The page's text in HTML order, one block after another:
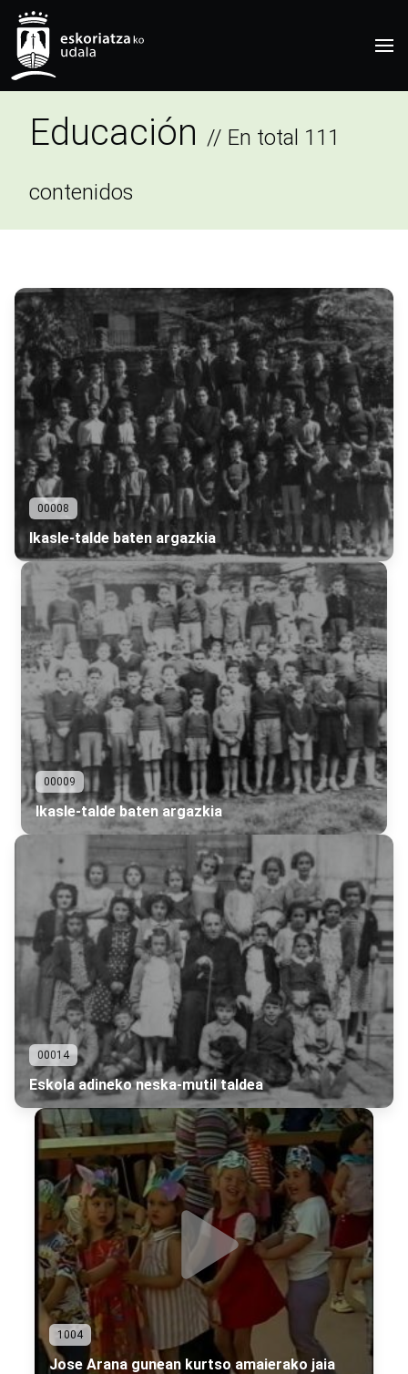
Educación // En total 111
contenidos
00008
Ikasle-talde baten argazkia
00009
Ikasle-talde baten argazkia
00014
Eskola adineko neska-mutil taldea
1004
Jose Arana gunean kurtso amaierako jaia